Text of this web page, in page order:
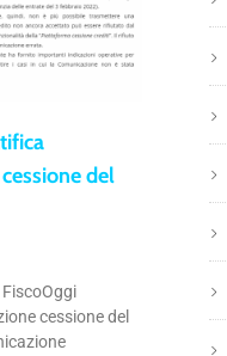
del
cessione del